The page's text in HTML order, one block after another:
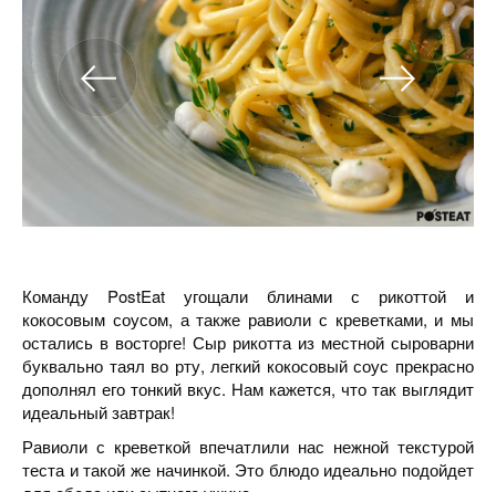
Команду PostEat угощали блинами с рикоттой и
кокосовым соусом, а также равиоли с креветками, и мы
остались в восторге! Сыр рикотта из местной сыроварни
буквально таял во рту, легкий кокосовый соус прекрасно
дополнял его тонкий вкус. Нам кажется, что так выглядит
идеальный завтрак!
Равиоли с креветкой впечатлили нас нежной текстурой
теста и такой же начинкой. Это блюдо идеально подойдет